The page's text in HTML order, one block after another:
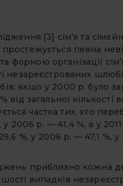
[3] сім’я та
певна
формою організації
незареєстрованих
якщо у 2000 р. було
від загальної
частка тих, хто
у 2006 р. — 41,4 %, а у
%, у 2006 р. — 47,1 %, у
приблизно кожна
випадків